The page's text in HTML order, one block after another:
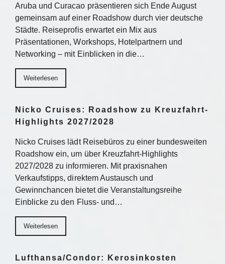
Aruba und Curacao präsentieren sich Ende August
gemeinsam auf einer Roadshow durch vier deutsche
Städte. Reiseprofis erwartet ein Mix aus
Präsentationen, Workshops, Hotelpartnern und
Networking – mit Einblicken in die…
Weiterlesen
Nicko Cruises: Roadshow zu Kreuzfahrt-
Highlights 2027/2028
Nicko Cruises lädt Reisebüros zu einer bundesweiten
Roadshow ein, um über Kreuzfahrt-Highlights
2027/2028 zu informieren. Mit praxisnahen
Verkaufstipps, direktem Austausch und
Gewinnchancen bietet die Veranstaltungsreihe
Einblicke zu den Fluss- und…
Weiterlesen
Lufthansa/Condor: Kerosinkosten